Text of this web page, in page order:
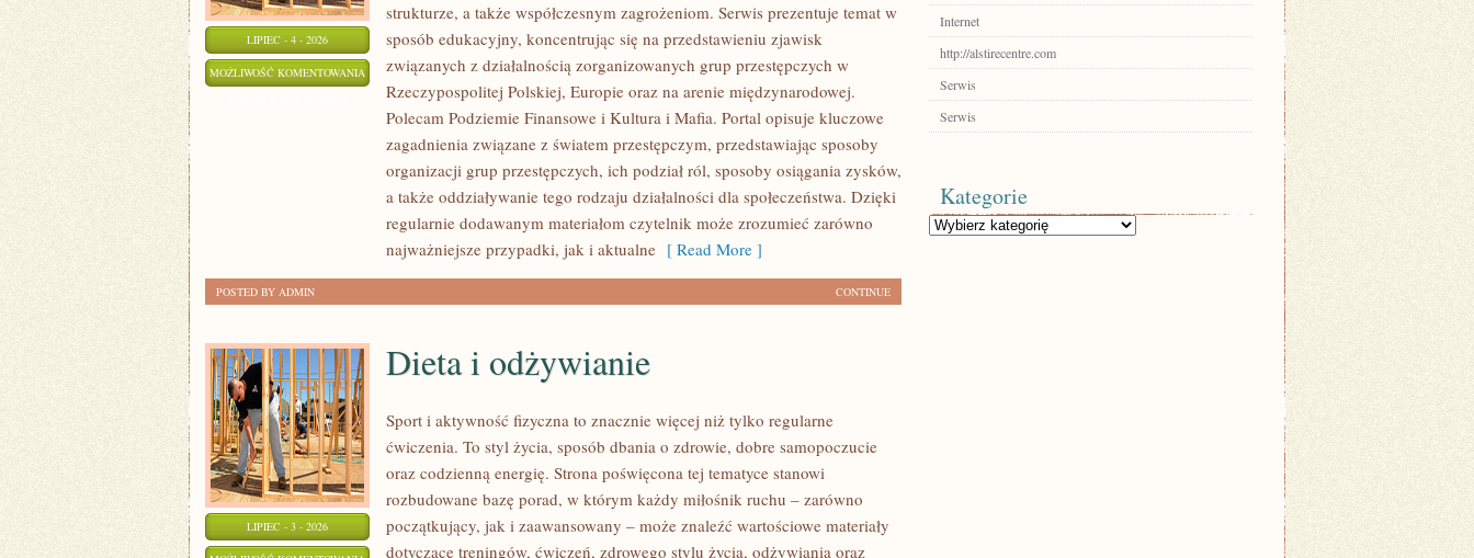
LIPIEC - 4 - 2026
MOŻLIWOŚĆ KOMENTOWANIA PRAWO
KONTRA
MAFIA
strukturze, a także współczesnym zagrożeniom. Serwis prezentuje temat w
sposób edukacyjny, koncentrując się na przedstawieniu zjawisk
związanych z działalnością zorganizowanych grup przestępczych w
Rzeczypospolitej Polskiej, Europie oraz na arenie międzynarodowej.
Polecam Podziemie Finansowe i Kultura i Mafia. Portal opisuje kluczowe
zagadnienia związane z światem przestępczym, przedstawiając sposoby
organizacji grup przestępczych, ich podział ról, sposoby osiągania zysków,
a także oddziaływanie tego rodzaju działalności dla społeczeństwa. Dzięki
regularnie dodawanym materiałom czytelnik może zrozumieć zarówno
najważniejsze przypadki, jak i aktualne [ Read More ]
CONTINUE
POSTED BY ADMIN
LIPIEC - 3 - 2026
Dieta i odżywianie
Sport i aktywność fizyczna to znacznie więcej niż tylko regularne
ćwiczenia. To styl życia, sposób dbania o zdrowie, dobre samopoczucie
oraz codzienną energię. Strona poświęcona tej tematyce stanowi
rozbudowane bazę porad, w którym każdy miłośnik ruchu – zarówno
początkujący, jak i zaawansowany – może znaleźć wartościowe materiały
dotyczące treningów, ćwiczeń, zdrowego stylu życia, odżywiania oraz
Internet
http://alstirecentre.com
Serwis
Serwis
Kategorie
Kategorie